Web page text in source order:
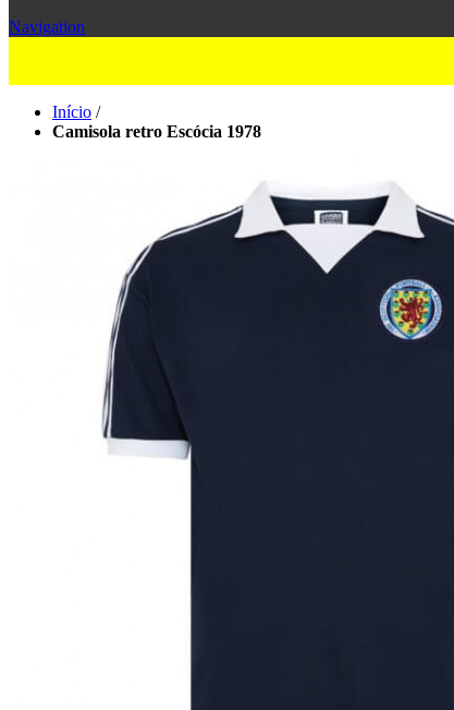
Navigation
Início /
Camisola retro Escócia 1978